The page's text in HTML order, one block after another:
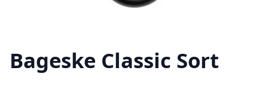
Bageske Classic Sort